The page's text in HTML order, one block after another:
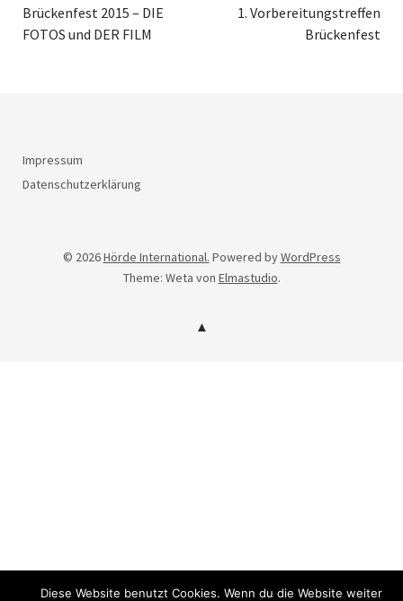
Brückenfest 2015 – DIE
FOTOS und DER FILM
1. Vorbereitungstreffen
Brückenfest
Impressum
Datenschutzerklärung
© 2026Hörde International. Powered byWordPress
Theme: Weta von Elmastudio.
Diese Website benutzt Cookies. Wenn du die Website weiter